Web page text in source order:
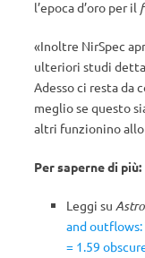
l’epoca d’oro per il
«Inoltre NirSpec
ulteriori studi
Adesso ci resta da
meglio se questo
altri funzionino allo
Per saperne di più:
Leggi su
and outflows:
= 1.59